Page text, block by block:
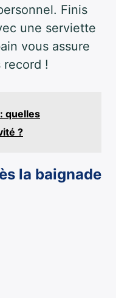
Finis
une serviette
vous assure
record !
quelles
?
la baignade